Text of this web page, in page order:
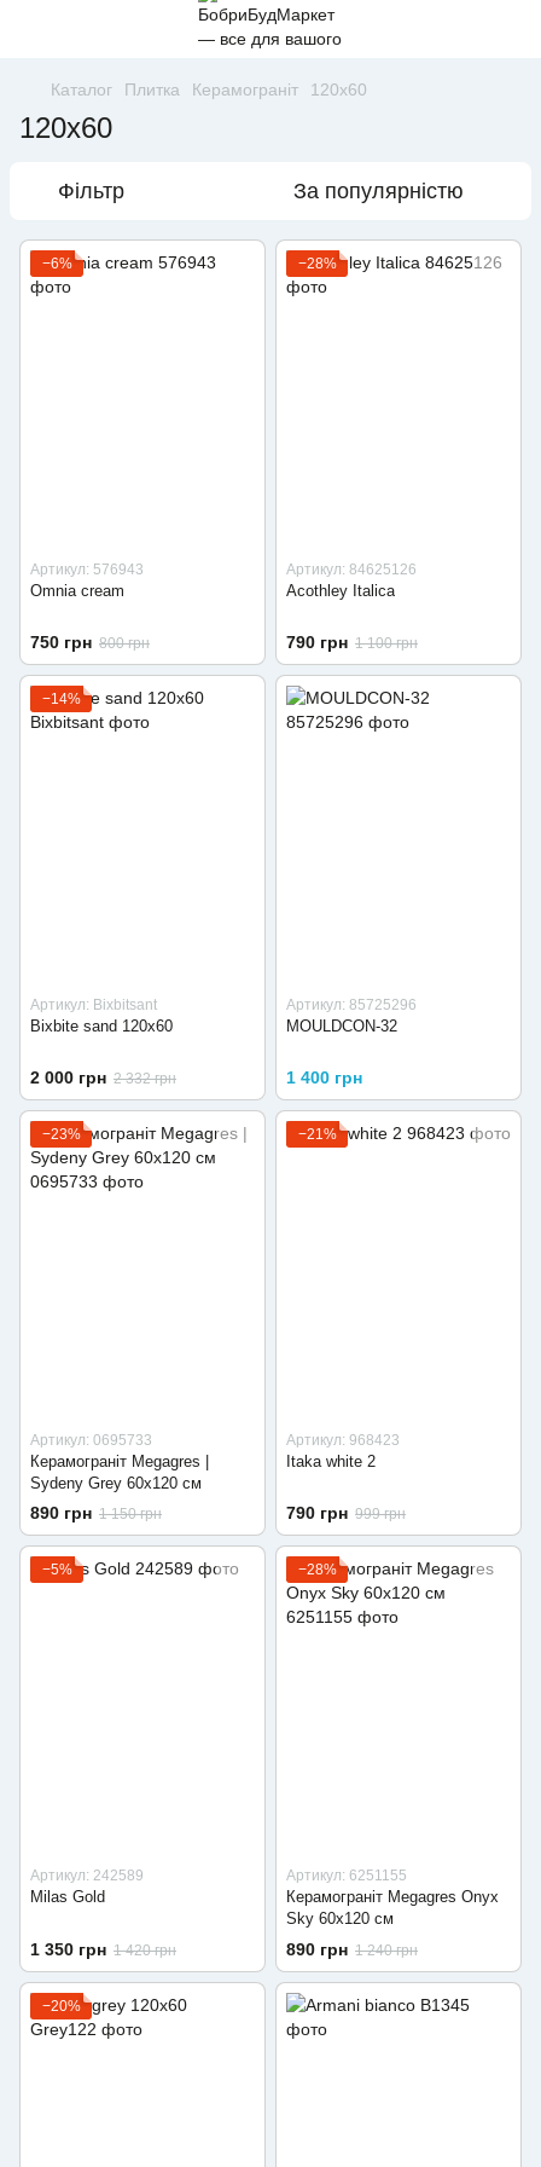
Каталог Плитка Керамограніт 120х60
120х60
Фільтр За популярністю
−6%
Артикул: 576943
Omnia cream
750 грн 800 грн
−28%
Артикул: 84625126
Acothley Italica
790 грн 1 100 грн
−14%
Артикул: Bixbitsant
Bixbite sand 120x60
2 000 грн 2 332 грн
Артикул: 85725296
MOULDCON-32
1 400 грн
−23%
Артикул: 0695733
Керамограніт Megagres |
Sydeny Grey 60x120 см
890 грн 1 150 грн
−21%
Артикул: 968423
Itaka white 2
790 грн 999 грн
−5%
Артикул: 242589
Milas Gold
1 350 грн 1 420 грн
−28%
Артикул: 6251155
Керамограніт Megagres Onyx
Sky 60x120 см
890 грн 1 240 грн
−20%